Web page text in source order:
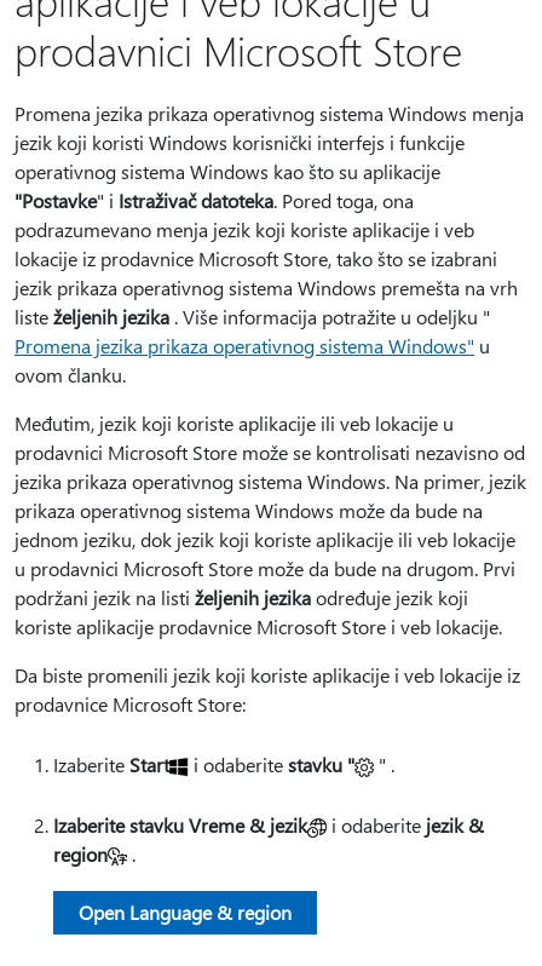
prodavnici Microsoft Store
Promena jezika prikaza operativnog sistema Windows menja
jezik koji koristi Windows korisnički interfejs i funkcije
operativnog sistema Windows kao što su aplikacije
"Postavke" i Istraživač datoteka. Pored toga, ona
podrazumevano menja jezik koji koriste aplikacije i veb
lokacije iz prodavnice Microsoft Store, tako što se izabrani
jezik prikaza operativnog sistema Windows premešta na vrh
listeželjenih jezika . Više informacija potražite u odeljku "
Promena jezika prikaza operativnog sistema Windows" u
ovom članku.
Međutim, jezik koji koriste aplikacije ili veb lokacije u
prodavnici Microsoft Store može se kontrolisati nezavisno od
jezika prikaza operativnog sistema Windows. Na primer, jezik
prikaza operativnog sistema Windows može da bude na
jednom jeziku, dok jezik koji koriste aplikacije ili veb lokacije
u prodavnici Microsoft Store može da bude na drugom. Prvi
podržani jezik na listi željenih jezikaodređuje jezik koji
koriste aplikacije prodavnice Microsoft Store i veb lokacije.
Da biste promenili jezik koji koriste aplikacije i veb lokacije iz
prodavnice Microsoft Store:
Izaberite Start i odaberitestavku " " .
Izaberite stavku Vreme & jezik i odaberite jezik &
region
.
Open Language & region